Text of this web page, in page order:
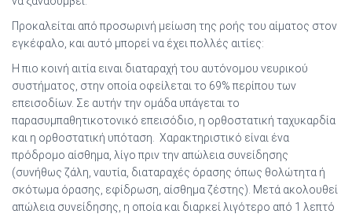
Προκαλείται από προσωρινή μείωση της ροής του αίματος στον
εγκέφαλο, και αυτό μπορεί να έχει πολλές αιτίες:
Η πιο κοινή αιτία ειναι διαταραχή του αυτόνομου νευρικού
συστήματος, στην οποία οφείλεται το 69% περίπου των
επεισοδίων. Σε αυτήν την ομάδα υπάγεται το
παρασυμπαθητικοτονικό επεισόδιο, η ορθοστατική ταχυκαρδία
και η ορθοστατική υπόταση. Χαρακτηριστικό είναι ένα
πρόδρομο αίσθημα, λίγο πριν την απώλεια συνείδησης
(συνήθως ζάλη, ναυτία, διαταραχές όρασης όπως θολώτητα ή
σκότωμα όρασης, εφίδρωση, αίσθημα ζέστης). Μετά ακολουθεί
απώλεια συνείδησης, η οποία και διαρκεί λιγότερο από 1 λεπτό